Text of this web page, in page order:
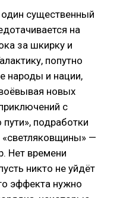
существенный
на
за шкирку и
попутно
народы и нации,
новых
с
подработки
—
Нет времени
никто не уйдёт
эффекта нужно